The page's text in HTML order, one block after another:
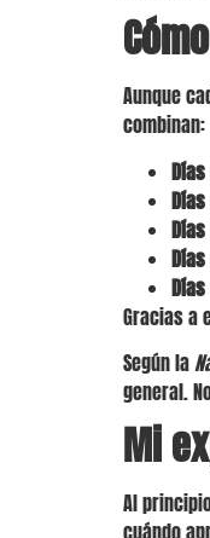
Aunque
combinan:
Gracias a
Según la
general.
Mi
Al